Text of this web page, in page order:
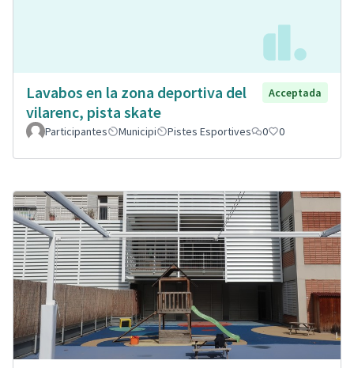
Lavabos en la zona deportiva del
vilarenc, pista skate
Acceptada
Participantes Municipi Pistes Esportives 0 0